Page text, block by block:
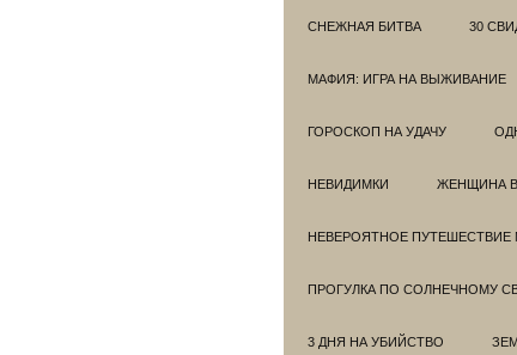
СНЕЖНАЯ БИТВА 30
МАФИЯ: ИГРА НА ВЫЖИВАНИЕ
ГОРОСКОП НА УДАЧУ
НЕВИДИМКИ ЖЕНЩИНА В
НЕВЕРОЯТНОЕ ПУТЕШЕСТВИЕ
ПРОГУЛКА ПО СОЛНЕЧНОМУ
3 ДНЯ НА УБИЙСТВО